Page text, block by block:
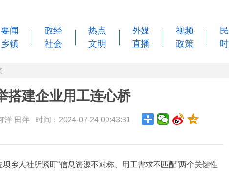
要闻
乡镇
政经
社会
热点
文明
外媒
直播
视频
政策
搭建企业用工连心桥
洋 田萍 时间：2024-07-24 09:43:31
乡人社所紧盯“信息资源不对称、用工需求不匹配”两个关键性